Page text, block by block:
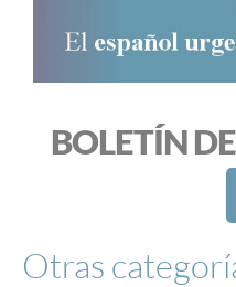
BOLETÍN
Otras